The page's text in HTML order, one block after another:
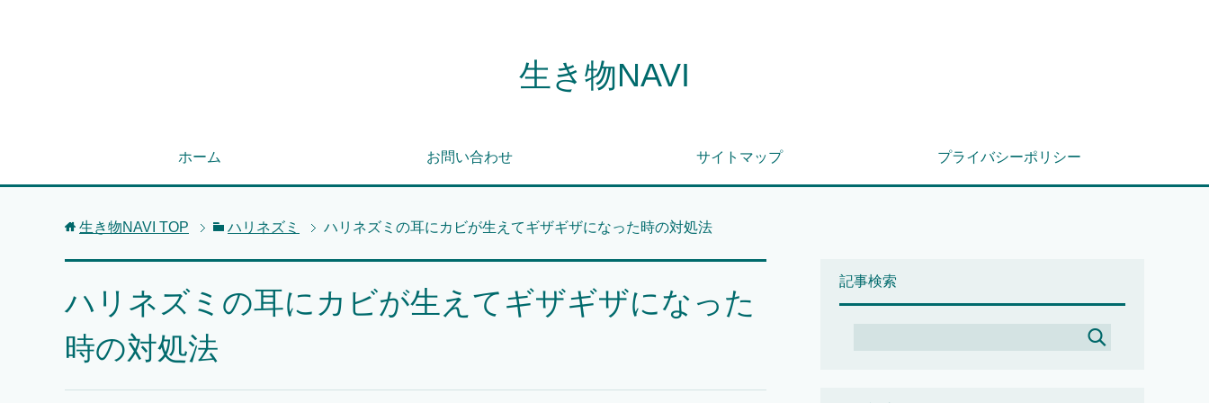
生き物NAVI
ホーム お問い合わせ サイトマップ プライバシーポリシー
生き物NAVI TOP ハリネズミ ハリネズミの耳にカビが生えてギザギザになった時の対処法
ハリネズミの耳にカビが生えてギザギザになった
時の対処法
記事検索